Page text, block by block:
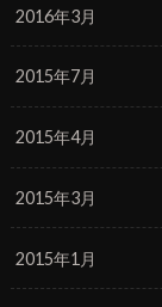
2016年3月
2015年7月
2015年4月
2015年3月
2015年1月